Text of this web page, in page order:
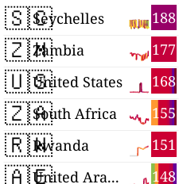
🇸🇨 188
Seychelles
🇿🇲 177
Zambia
🇺🇸 168
United States
🇿🇦 155
South Africa
🇷🇼 151
Rwanda
🇦🇪 148
United Arab Emirates